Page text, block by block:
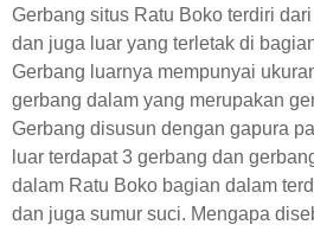
Gerbang situs Ratu Boko terdiri
dan juga luar yang terletak di
Gerbang luarnya mempunyai
gerbang dalam yang merupakan
Gerbang disusun dengan gapura
luar terdapat 3 gerbang dan
dalam Ratu Boko bagian dalam
dan juga sumur suci. Mengapa